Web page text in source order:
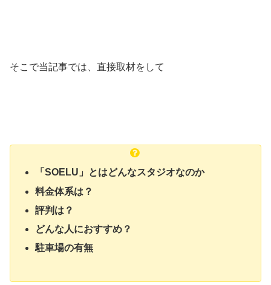
そこで当記事では、直接取材をして
「SOELU」とはどんなスタジオなのか
料金体系は？
評判は？
どんな人におすすめ？
駐車場の有無